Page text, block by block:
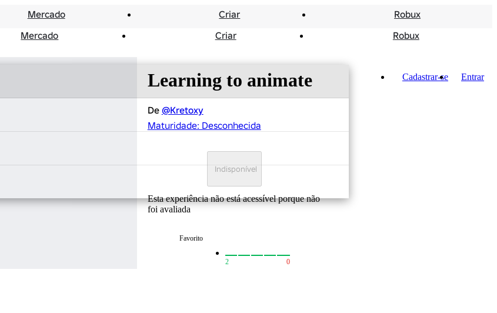
Mercado Criar
Robux
Mercado Criar Robux
Cadastrar-se Entrar
Learning to animate
De @Kretoxy
Maturidade: Desconhecida
Indisponível
Esta experiência não está acessível porque não
foi avaliada
Favorito
2 0